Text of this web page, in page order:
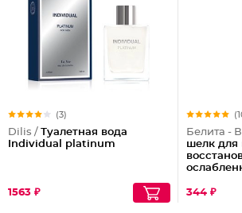
(3)
Dilis / Туалетная вода
Individual platinum
1563 ₽
Белита -
шелк для
344 ₽